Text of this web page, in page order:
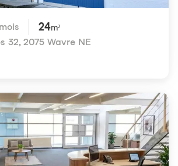
24m²
32, 2075 Wavre NE